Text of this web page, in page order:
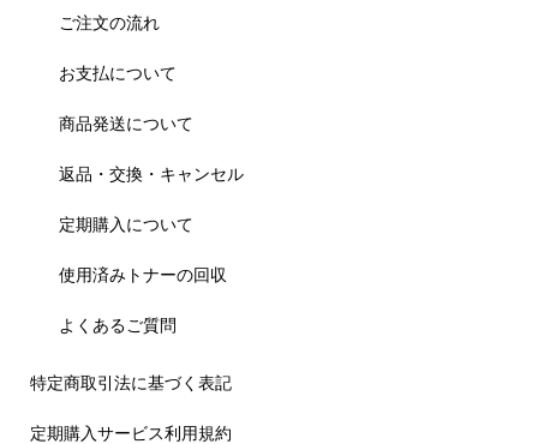
ご注文の流れ
お支払について
商品発送について
返品・交換・キャンセル
定期購入について
使用済みトナーの回収
よくあるご質問
特定商取引法に基づく表記
定期購入サービス利用規約